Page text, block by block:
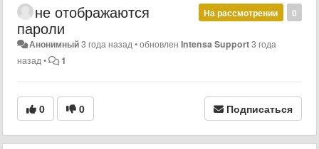
0
На рассмотрении
не отображаются
пароли
Анонимный3 года назад •обновленIntensa Support3 года
назад • 1
0 0 Подписаться